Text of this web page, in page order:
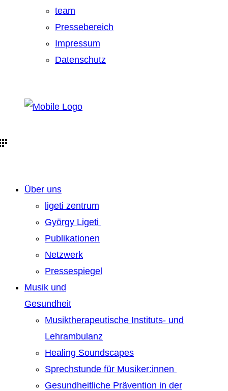
team
Pressebereich
Impressum
Datenschutz
Über uns
ligeti zentrum
György Ligeti
Publikationen
Netzwerk
Pressespiegel
Musik und
Gesundheit
Musiktherapeutische Instituts- und
Lehrambulanz
Healing Soundscapes
Sprechstunde für Musiker:innen
Gesundheitliche Prävention in der